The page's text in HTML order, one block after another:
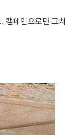
캠페인으로만 그치